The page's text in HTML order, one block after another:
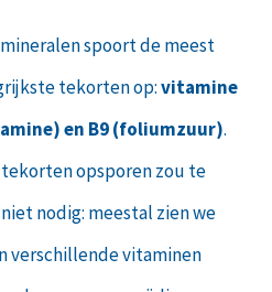
spoort de meest
tekorten op:vitamine
en B9 (foliumzuur).
opsporen zou te
nodig: meestal zien we
verschillende vitaminen